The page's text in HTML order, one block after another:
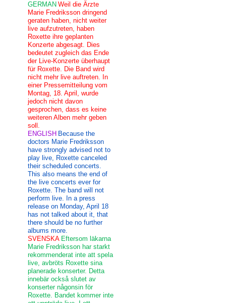
GERMAN Weil die Ärzte
Marie Fredriksson dringend
geraten haben, nicht weiter
live aufzutreten, haben
Roxette ihre geplanten
Konzerte abgesagt. Dies
bedeutet zugleich das Ende
der Live-Konzerte überhaupt
für Roxette. Die Band wird
nicht mehr live auftreten. In
einer Pressemitteilung vom
Montag, 18. April, wurde
jedoch nicht davon
gesprochen, dass es keine
weiteren Alben mehr geben
soll.
ENGLISH Because the
doctors Marie Fredriksson
have strongly advised not to
play live, Roxette canceled
their scheduled concerts.
This also means the end of
the live concerts ever for
Roxette. The band will not
perform live. In a press
release on Monday, April 18
has not talked about it, that
there should be no further
albums more.
SVENSKA Eftersom läkarna
Marie Fredriksson har starkt
rekommenderat inte att spela
live, avbröts Roxette sina
planerade konserter. Detta
innebär också slutet av
konserter någonsin för
Roxette. Bandet kommer inte